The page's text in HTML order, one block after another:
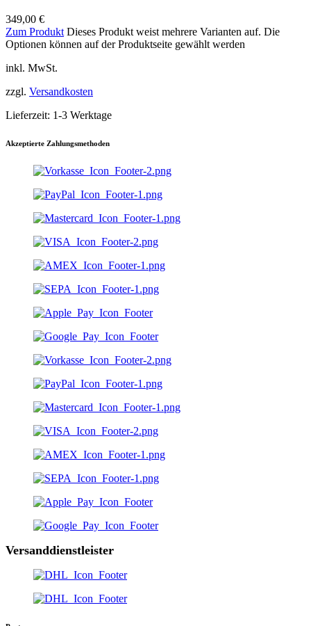
349,00 €
Zum Produkt Dieses Produkt weist mehrere Varianten auf. Die
Optionen können auf der Produktseite gewählt werden
inkl. MwSt.
zzgl. Versandkosten
Lieferzeit: 1-3 Werktage
Akzeptierte Zahlungsmethoden
Versanddienstleister